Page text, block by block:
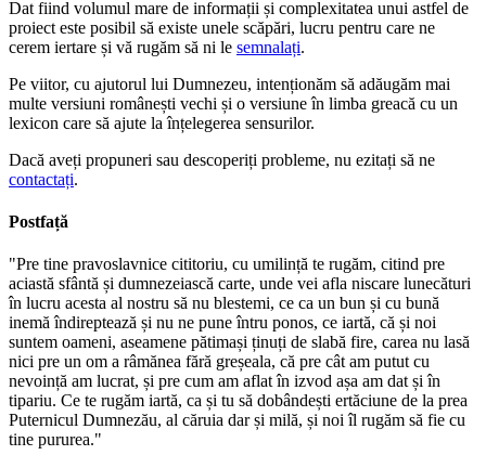
Dat fiind volumul mare de informații și complexitatea unui astfel de
proiect este posibil să existe unele scăpări, lucru pentru care ne
cerem iertare și vă rugăm să ni le semnalați.
Pe viitor, cu ajutorul lui Dumnezeu, intenționăm să adăugăm mai
multe versiuni românești vechi și o versiune în limba greacă cu un
lexicon care să ajute la înțelegerea sensurilor.
Dacă aveți propuneri sau descoperiți probleme, nu ezitați să ne
contactați.
Postfață
"Pre tine pravoslavnice cititoriu, cu umilință te rugăm, citind pre
aciastă sfântă și dumnezeiască carte, unde vei afla niscare lunecături
în lucru acesta al nostru să nu blestemi, ce ca un bun și cu bună
inemă îndireptează și nu ne pune întru ponos, ce iartă, că și noi
suntem oameni, aseamene pătimași ținuți de slabă fire, carea nu lasă
nici pre un om a râmănea fără greșeala, că pre cât am putut cu
nevoință am lucrat, și pre cum am aflat în izvod așa am dat și în
tipariu. Ce te rugăm iartă, ca și tu să dobândești ertăciune de la prea
Puternicul Dumnezău, al căruia dar și milă, și noi îl rugăm să fie cu
tine pururea."